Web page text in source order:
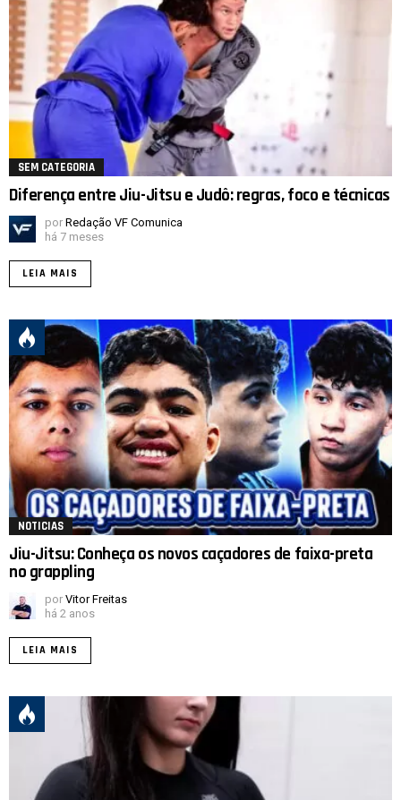
SEM CATEGORIA
Diferença entre Jiu-Jitsu e Judô: regras, foco e técnicas
por Redação VF Comunica
há 7 meses
LEIA MAIS
NOTICIAS
Jiu-Jitsu: Conheça os novos caçadores de faixa-preta
no grappling
por Vitor Freitas
há 2 anos
LEIA MAIS